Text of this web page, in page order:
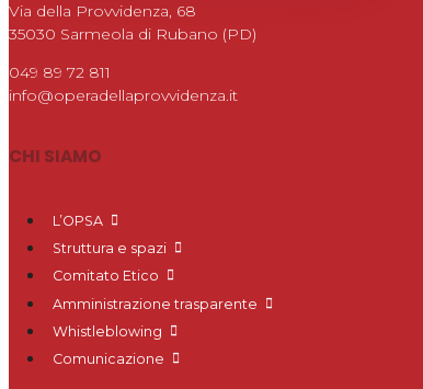
Via della Provvidenza, 68
35030 Sarmeola di Rubano (PD)
049 89 72 811
info@operadellaprovvidenza.it
CHI SIAMO
L’OPSA
Struttura e spazi
Comitato Etico
Amministrazione trasparente
Whistleblowing
Comunicazione